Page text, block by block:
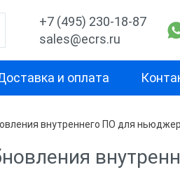
+7 (495) 230-18-87
sales@ecrs.ru
и оплата
внутреннего ПО для